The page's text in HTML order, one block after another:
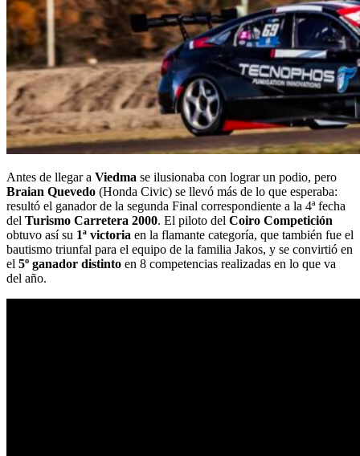
Antes de llegar a Viedma se ilusionaba con lograr un podio, pero
Braian Quevedo (Honda Civic) se llevó más de lo que esperaba:
resultó el ganador de la segunda Final correspondiente a la 4ª fecha
del Turismo Carretera 2000. El piloto del Coiro Competición
obtuvo así su 1ª victoria en la flamante categoría, que también fue el
bautismo triunfal para el equipo de la familia Jakos, y se convirtió en
el 5º ganador distinto en 8 competencias realizadas en lo que va
del año.